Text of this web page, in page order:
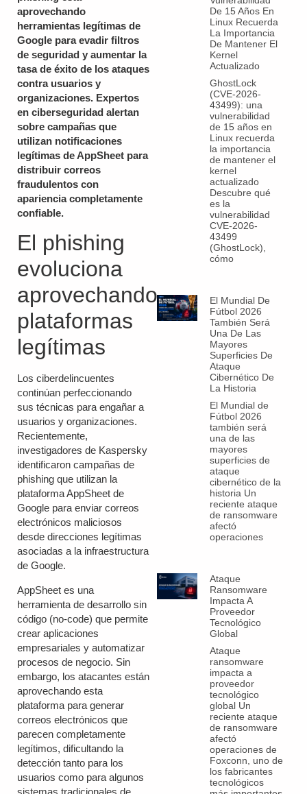
aprovechando
herramientas legítimas de
Google para evadir filtros
de seguridad y aumentar la
tasa de éxito de los ataques
contra usuarios y
organizaciones. Expertos
en ciberseguridad alertan
sobre campañas que
utilizan notificaciones
legítimas de AppSheet para
distribuir correos
fraudulentos con
apariencia completamente
confiable.
El phishing
evoluciona
aprovechando
plataformas
legítimas
Los ciberdelincuentes
continúan perfeccionando
sus técnicas para engañar a
usuarios y organizaciones.
Recientemente,
investigadores de Kaspersky
identificaron campañas de
phishing que utilizan la
plataforma AppSheet de
Google para enviar correos
electrónicos maliciosos
desde direcciones legítimas
asociadas a la infraestructura
de Google.
AppSheet es una
herramienta de desarrollo sin
código (no-code) que permite
crear aplicaciones
empresariales y automatizar
procesos de negocio. Sin
embargo, los atacantes están
aprovechando esta
plataforma para generar
correos electrónicos que
parecen completamente
legítimos, dificultando la
detección tanto para los
usuarios como para algunos
sistemas tradicionales de
De 15 Años En
Linux Recuerda
La Importancia
De Mantener El
Kernel
Actualizado
GhostLock
(CVE-2026-
43499): una
vulnerabilidad
de 15 años en
Linux recuerda
la importancia
de mantener el
kernel
actualizado
Descubre qué
es la
vulnerabilidad
CVE-2026-
43499
(GhostLock),
cómo
El Mundial De
Fútbol 2026
También Será
Una De Las
Mayores
Superficies De
Ataque
Cibernético De
La Historia
El Mundial de
Fútbol 2026
también será
una de las
mayores
superficies de
ataque
cibernético de la
historia Un
reciente ataque
de ransomware
afectó
operaciones
Ataque
Ransomware
Impacta A
Proveedor
Tecnológico
Global
Ataque
ransomware
impacta a
proveedor
tecnológico
global Un
reciente ataque
de ransomware
afectó
operaciones de
Foxconn, uno de
los fabricantes
tecnológicos